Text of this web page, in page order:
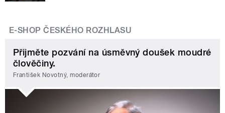
E-SHOP ČESKÉHO ROZHLASU
Přijměte pozvání na úsměvný doušek moudré
člověčiny.
František Novotný, moderátor